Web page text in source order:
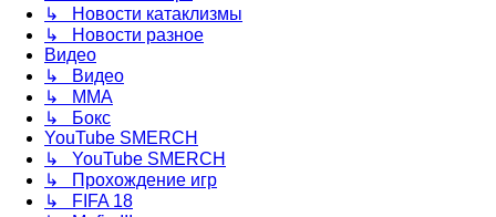
↳ Новости катаклизмы
↳ Новости разное
Видео
↳ Видео
↳ ММА
↳ Бокс
YouTube SMERCH
↳ YouTube SMERCH
↳ Прохождение игр
↳ FIFA 18